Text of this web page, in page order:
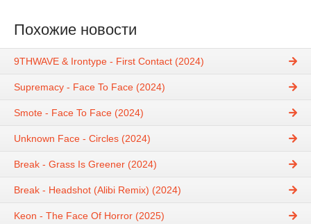
Похожие новости
9THWAVE & Irontype - First Contact (2024)
Supremacy - Face To Face (2024)
Smote - Face To Face (2024)
Unknown Face - Circles (2024)
Break - Grass Is Greener (2024)
Break - Headshot (Alibi Remix) (2024)
Keon - The Face Of Horror (2025)